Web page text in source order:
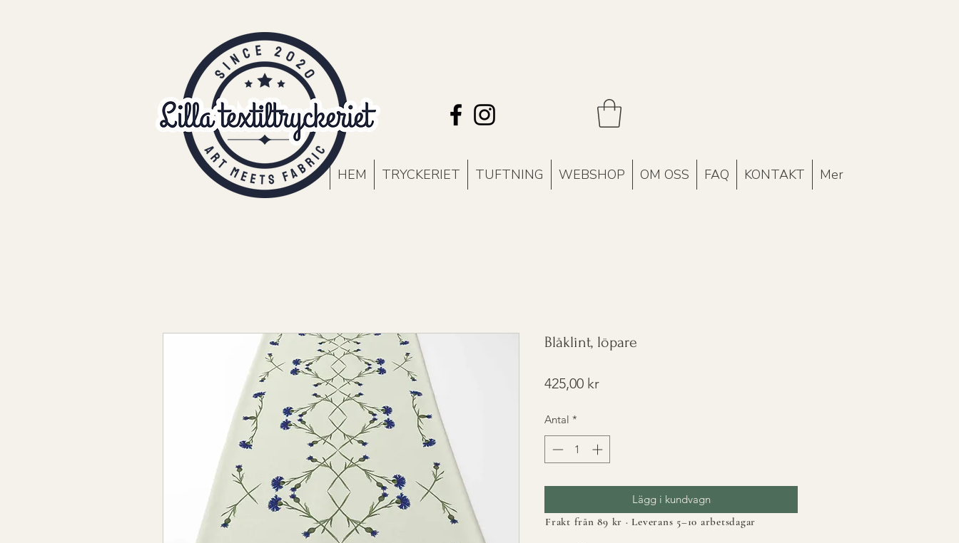
HEM TRYCKERIET TUFTNING WEBSHOP OM OSS FAQ KONTAKT Mer
Frakt från 89 kr · Leverans 5–10 arbetsdagar
Blåklint, löpare
425,00 krPris
Antal *
Lägg i kundvagn